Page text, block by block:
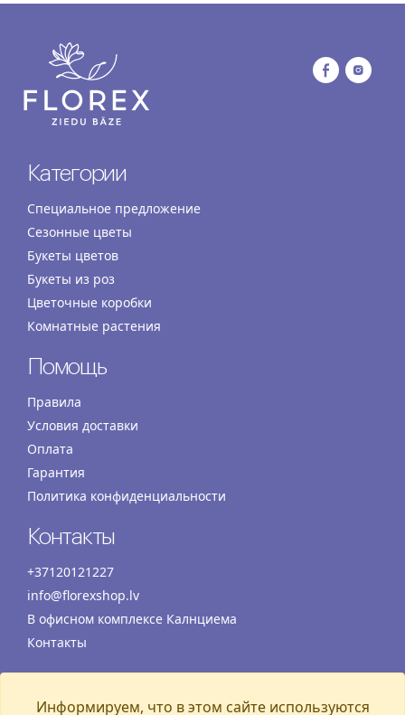
Категории
Специальное предложение
Сезонные цветы
Букеты цветов
Букеты из роз
Цветочные коробки
Комнатные растения
Помощь
Правила
Условия доставки
Оплата
Гарантия
Политика конфиденциальности
Контакты
+37120121227
info@florexshop.lv
В офисном комплексе Калнциема
Контакты
Информируем, что в этом сайте используются